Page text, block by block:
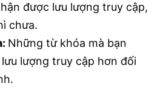
được lưu lượng truy cập,
chưa.
Những từ khóa mà bạn
lượng truy cập hơn đối